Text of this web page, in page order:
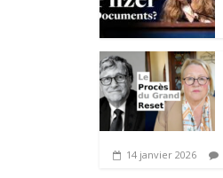
14 janvier 2026